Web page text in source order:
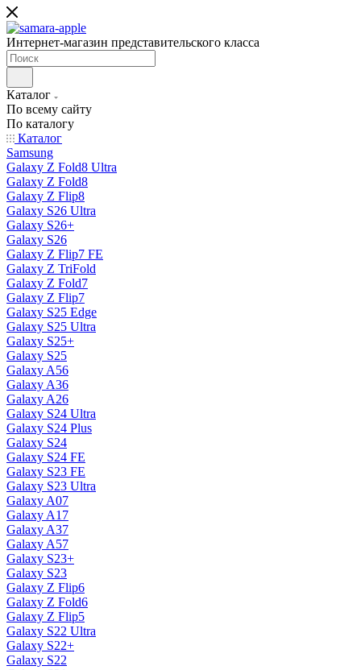
Интернет-магазин представительского класса
Каталог
По всему сайту
По каталогу
Каталог
Samsung
Galaxy Z Fold8 Ultra
Galaxy Z Fold8
Galaxy Z Flip8
Galaxy S26 Ultra
Galaxy S26+
Galaxy S26
Galaxy Z Flip7 FE
Galaxy Z TriFold
Galaxy Z Fold7
Galaxy Z Flip7
Galaxy S25 Edge
Galaxy S25 Ultra
Galaxy S25+
Galaxy S25
Galaxy A56
Galaxy A36
Galaxy A26
Galaxy S24 Ultra
Galaxy S24 Plus
Galaxy S24
Galaxy S24 FE
Galaxy S23 FE
Galaxy S23 Ultra
Galaxy A07
Galaxy A17
Galaxy A37
Galaxy A57
Galaxy S23+
Galaxy S23
Galaxy Z Flip6
Galaxy Z Fold6
Galaxy Z Flip5
Galaxy S22 Ultra
Galaxy S22+
Galaxy S22